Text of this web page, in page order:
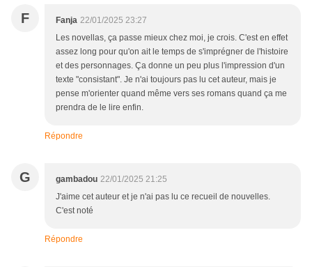
F Fanja 22/01/2025 23:27
Les novellas, ça passe mieux chez moi, je crois. C'est en effet
assez long pour qu'on ait le temps de s'imprégner de l'histoire
et des personnages. Ça donne un peu plus l'impression d'un
texte "consistant". Je n'ai toujours pas lu cet auteur, mais je
pense m'orienter quand même vers ses romans quand ça me
prendra de le lire enfin.
Répondre
G gambadou 22/01/2025 21:25
J'aime cet auteur et je n'ai pas lu ce recueil de nouvelles.
C'est noté
Répondre